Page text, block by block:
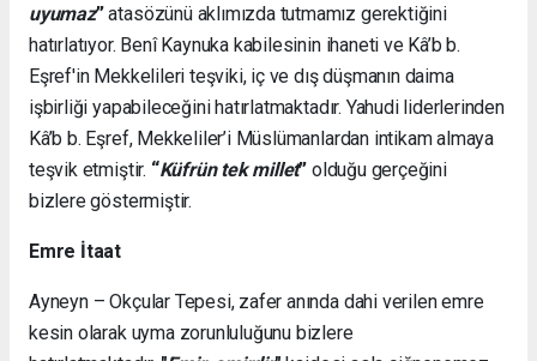
uyumaz”atasözünü aklımızda tutmamız gerektiğini
hatırlatıyor. Benî Kaynuka kabilesinin ihaneti ve Kâ’b b.
Eşref'in Mekkelileri teşviki, iç ve dış düşmanın daima
işbirliği yapabileceğini hatırlatmaktadır. Yahudi liderlerinden
Kâ’b b. Eşref, Mekkeliler’i Müslümanlardan intikam almaya
teşvik etmiştir. “Küfrün tek millet” olduğu gerçeğini
bizlere göstermiştir.
Emre İtaat
Ayneyn – Okçular Tepesi, zafer anında dahi verilen emre
kesin olarak uyma zorunluluğunu bizlere